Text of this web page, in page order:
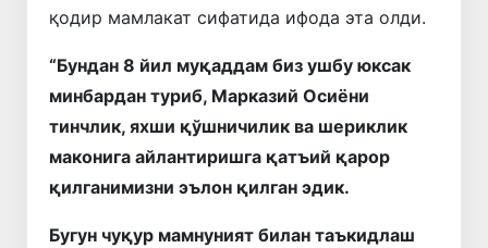
қодир мамлакат сифатида ифода эта олди.
“Бундан 8 йил муқаддам биз ушбу юксак
минбардан туриб, Марказий Осиёни
тинчлик, яхши қўшничилик ва шериклик
маконига айлантиришга қатъий қарор
қилганимизни эълон қилган эдик.
Бугун чуқур мамнуният билан таъкидлаш